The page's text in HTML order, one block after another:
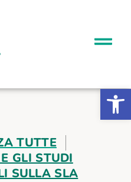
Apri la
TUTTE
GLI STUDI
SULLA SLA